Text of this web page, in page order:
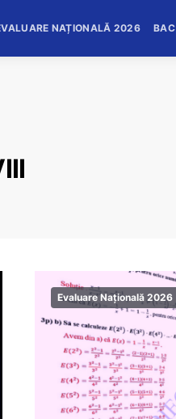
NAȚIONALĂ 2026
Evaluare Națională 2026